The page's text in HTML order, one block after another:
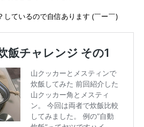
しているので自信あります (￣ー￣)